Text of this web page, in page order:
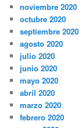
noviembre 2020
octubre 2020
septiembre 2020
agosto 2020
julio 2020
junio 2020
mayo 2020
abril 2020
marzo 2020
febrero 2020